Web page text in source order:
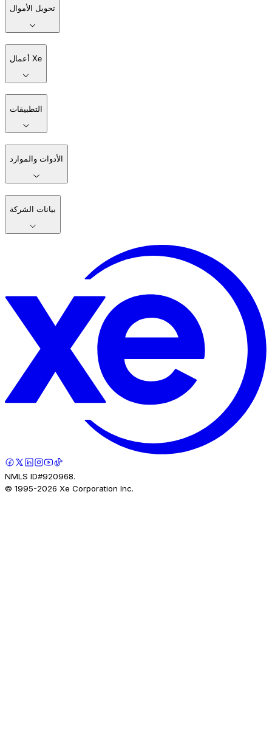
تحويل الأموال
أعمال Xe
التطبيقات
الأدوات والموارد
بيانات الشركة
NMLS ID#920968.
© 1995-2026 Xe Corporation Inc.